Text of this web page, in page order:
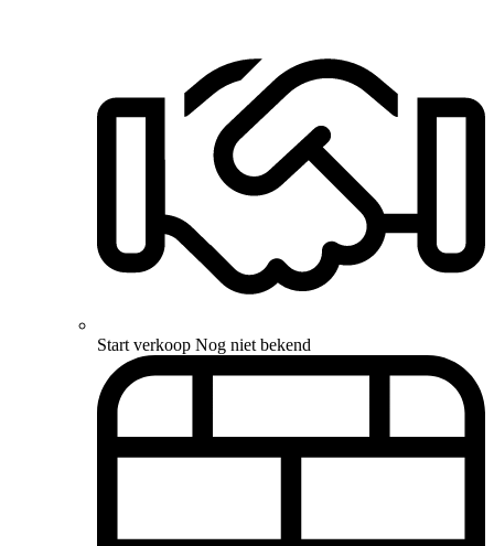
Start verkoop Nog niet bekend